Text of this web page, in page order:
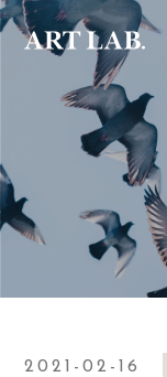
2021-02-16